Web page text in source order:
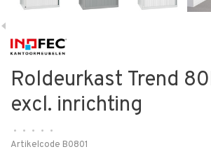
Roldeurkast Trend
excl. inrichting
• • • •
•
Artikelcode B0801